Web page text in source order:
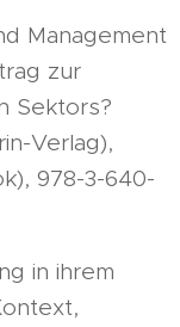
Management
zur
Sektors?
Verlag),
978-3-640-
in ihrem